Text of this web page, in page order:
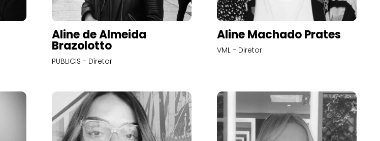
Aline de Almeida
Brazolotto
PUBLICIS - Diretor
Aline Machado Prates
VML - Diretor